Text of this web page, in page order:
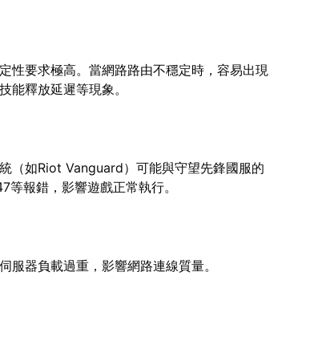
性要求極高。當網路路由不穩定時，容易出現
能釋放延遲等現象。
（如Riot Vanguard）可能與守望先鋒國服的
報錯，影響遊戲正常執行。
服器負載過重，影響網路連線質量。